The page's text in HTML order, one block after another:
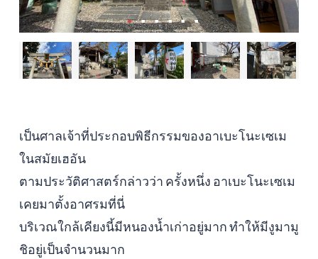
เป็นศาลเจ้าที่ประกอบพิธีกรรมของอาเบะโนะเซเม
ในสมัยเฮอัน
ตามประวัติศาสตร์กล่าวว่า ครั้งหนึ่ง อาเบะโนะเซเม
เคยมาตั้งอาศรมที่นี่
บริเวณใกล้เคียงนี้มีหนองน้ำเก่าอยู่มาก ทำให้มีงูมามู
ชิอยู่เป็นจำนวนมาก